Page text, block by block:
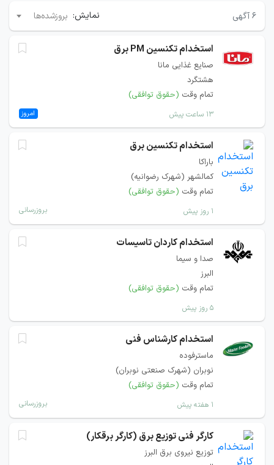
۶آگهی نمایش: بروزشده‌ها
استخدام تکنسین PM برق
صنایع غذایی مانا
هشتگرد
تمام وقت (حقوق توافقی)
۱۳ ساعت پیش امروز
استخدام تکنسین برق
باراکا
کمالشهر (شهرک رضوانیه)
تمام وقت (حقوق توافقی)
۱ روز پیش بروزرسانی
استخدام کاردان تاسیسات
صدا و سیما
البرز
تمام وقت (حقوق توافقی)
۵ روز پیش
استخدام کارشناس فنی
ماسترفوده
نوبران (شهرک صنعتی نوبران)
تمام وقت (حقوق توافقی)
۱ هفته پیش بروزرسانی
كارگر فنی توزیع برق (كارگر برقكار)
توزیع نیروی برق البرز